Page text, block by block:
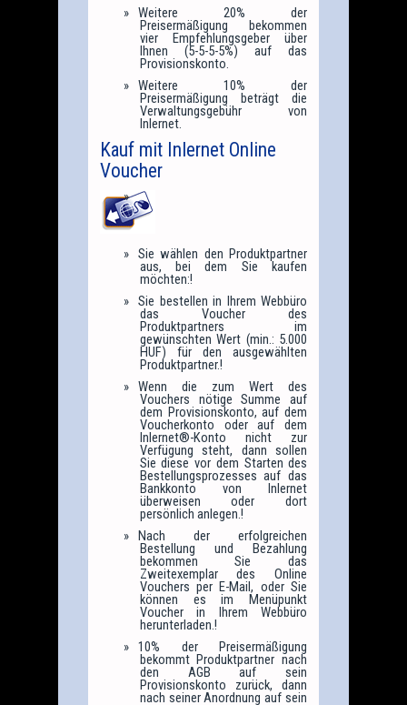
Weitere 20% der
Preisermäßigung bekommen
vier Empfehlungsgeber über
Ihnen (5-5-5-5%) auf das
Provisionskonto.
Weitere 10% der
Preisermäßigung beträgt die
Verwaltungsgebühr von
Inlernet.
Kauf mit Inlernet Online
Voucher
Sie wählen den Produktpartner
aus, bei dem Sie kaufen
möchten:!
Sie bestellen in Ihrem Webbüro
das Voucher des
Produktpartners im
gewünschten Wert (min.: 5.000
HUF) für den ausgewählten
Produktpartner.!
Wenn die zum Wert des
Vouchers nötige Summe auf
dem Provisionskonto, auf dem
Voucherkonto oder auf dem
Inlernet®-Konto nicht zur
Verfügung steht, dann sollen
Sie diese vor dem Starten des
Bestellungsprozesses auf das
Bankkonto von Inlernet
überweisen oder dort
persönlich anlegen.!
Nach der erfolgreichen
Bestellung und Bezahlung
bekommen Sie das
Zweitexemplar des Online
Vouchers per E-Mail, oder Sie
können es im Menüpunkt
Voucher in Ihrem Webbüro
herunterladen.!
10% der Preisermäßigung
bekommt Produktpartner nach
den AGB auf sein
Provisionskonto zurück, dann
nach seiner Anordnung auf sein